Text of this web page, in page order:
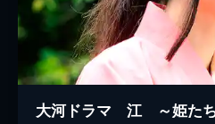
大河ドラマ 江 ～姫たち